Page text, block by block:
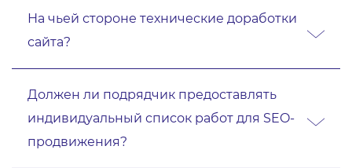
На чьей стороне технические доработки
сайта?
Должен ли подрядчик предоставлять
индивидуальный список работ для SEO-
продвижения?